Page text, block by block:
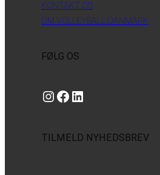
KONTAKT OS
OM VOLLEYBALL DANMARK
FØLG OS
Instagram https://www.facebook.com/danishbeachvolleytour LinkedIn
TILMELD NYHEDSBREV